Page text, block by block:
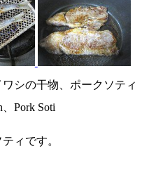
シの干物、ポークソティ
、Pork Soti
ィです。